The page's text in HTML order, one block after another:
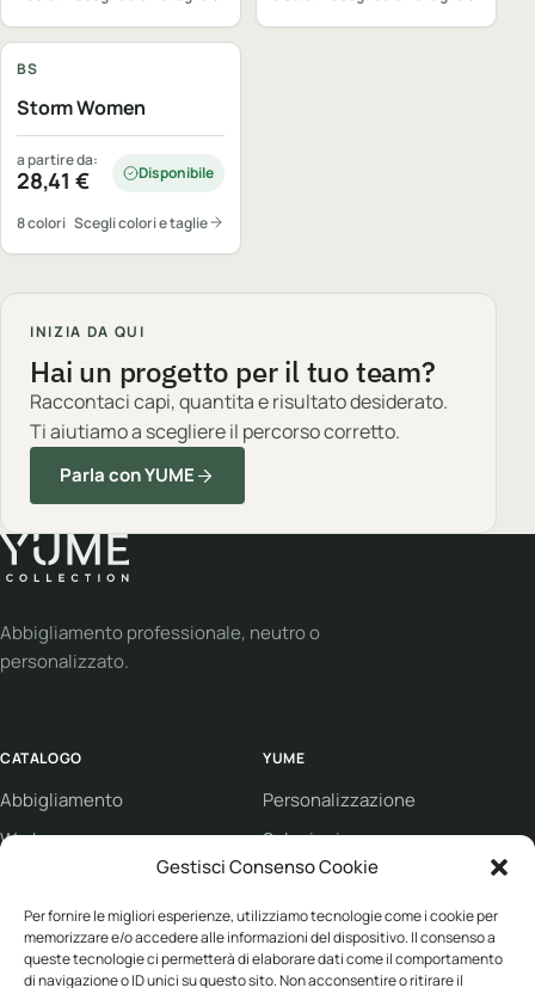
Gestisci Consenso Cookie
Per fornire le migliori esperienze, utilizziamo tecnologie come i cookie per
memorizzare e/o accedere alle informazioni del dispositivo. Il consenso a
queste tecnologie ci permetterà di elaborare dati come il comportamento
di navigazione o ID unici su questo sito. Non acconsentire o ritirare il
BS
Storm Women
a partire da:
28,41 € Disponibile
8 colori Scegli colori e taglie
INIZIA DA QUI
Hai un progetto per il tuo team?
Raccontaci capi, quantita e risultato desiderato.
Ti aiutiamo a scegliere il percorso corretto.
Parla con YUME
Abbigliamento professionale, neutro o
personalizzato.
CATALOGO
Abbigliamento
Workwear
Eco collection
Brand
YUME
Personalizzazione
Soluzioni
Supporto
Condizioni di vendita